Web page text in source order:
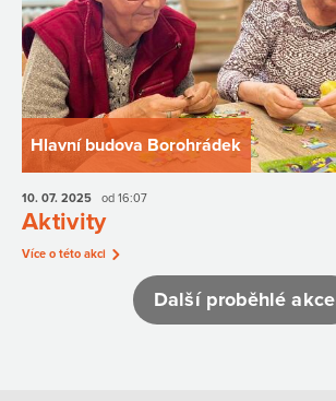
Hlavní budova Borohrádek
10. 07. 2025 od 16:07
Aktivity
Více o této akci
Další proběhlé akce